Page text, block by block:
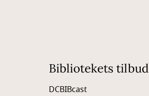
Bibliotekets tilbud
DCBIBcast